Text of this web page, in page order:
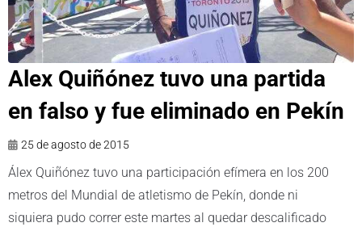
Alex Quiñónez tuvo una partida
en falso y fue eliminado en Pekín
25 de agosto de 2015
Álex Quiñónez tuvo una participación efímera en los 200
metros del Mundial de atletismo de Pekín, donde ni
siquiera pudo correr este martes al quedar descalificado